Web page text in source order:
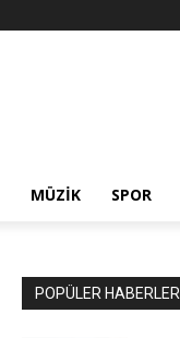
MÜZIK SPOR
POPÜLER HABERLER